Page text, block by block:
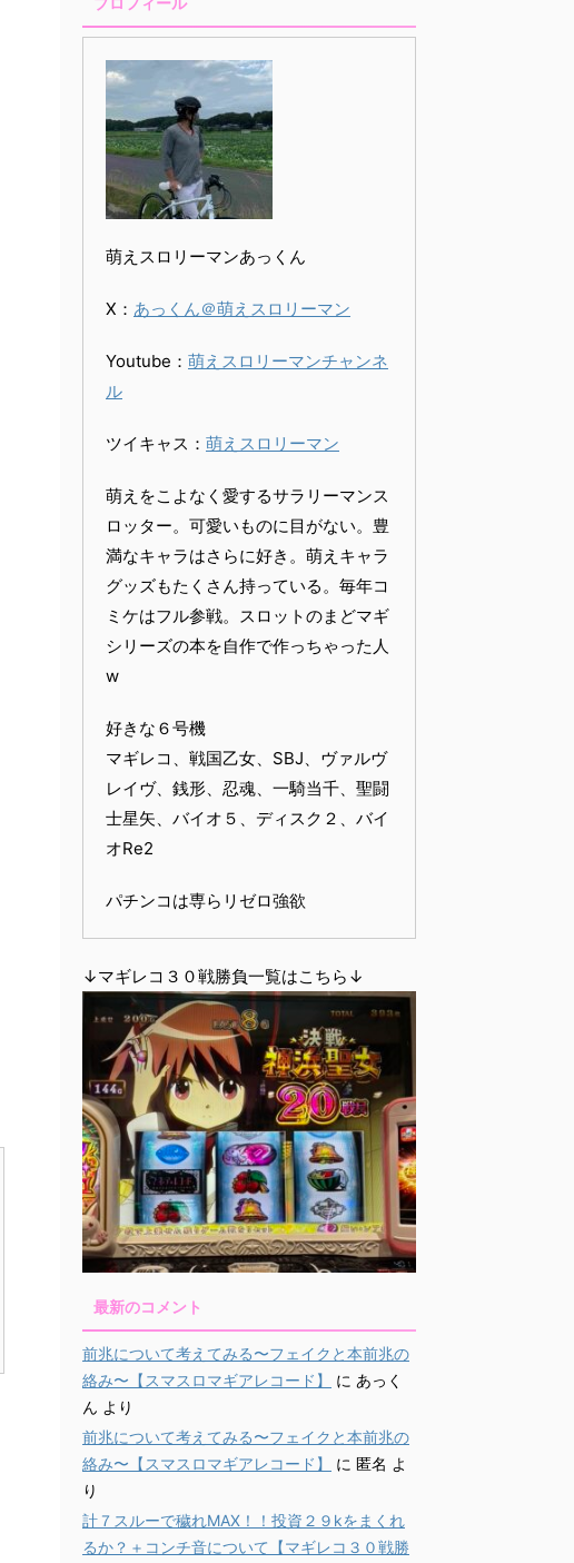
萌えスロリーマンあっくん
X： あっくん＠萌えスロリーマン
Youtube： 萌えスロリーマンチャンネ
ル
ツイキャス： 萌えスロリーマン
萌えをこよなく愛するサラリーマンス
ロッター。可愛いものに目がない。豊
満なキャラはさらに好き。萌えキャラ
グッズもたくさん持っている。毎年コ
ミケはフル参戦。スロットのまどマギ
シリーズの本を自作で作っちゃった人
w
好きな６号機
マギレコ、戦国乙女、SBJ、ヴァルヴ
レイヴ、銭形、忍魂、一騎当千、聖闘
士星矢、バイオ５、ディスク２、バイ
オRe2
パチンコは専らリゼロ強欲
↓マギレコ３０戦勝負一覧はこちら↓
最新のコメント
前兆について考えてみる〜フェイクと本前兆の
絡み〜【スマスロマギアレコード】
に あっく
ん より
前兆について考えてみる〜フェイクと本前兆の
絡み〜【スマスロマギアレコード】
に 匿名 よ
り
計７スルーで穢れMAX！！投資２９kをまくれ
るか？＋コンチ音について【マギレコ３０戦勝